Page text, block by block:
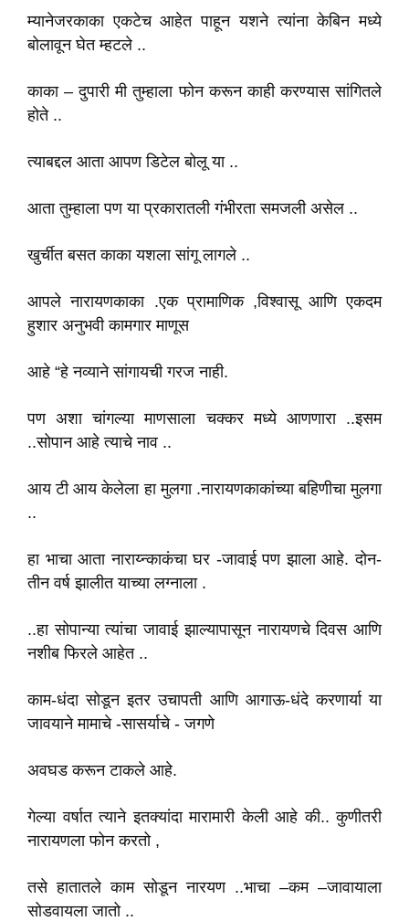
म्यानेजरकाका एकटेच आहेत पाहून यशने त्यांना केबिन मध्ये
बोलावून घेत म्हटले ..
काका – दुपारी मी तुम्हाला फोन करून काही करण्यास सांगितले
होते ..
त्याबद्दल आता आपण डिटेल बोलू या ..
आता तुम्हाला पण या प्रकारातली गंभीरता समजली असेल ..
खुर्चीत बसत काका यशला सांगू लागले ..
आपले नारायणकाका .एक प्रामाणिक ,विश्वासू आणि एकदम
हुशार अनुभवी कामगार माणूस
आहे “हे नव्याने सांगायची गरज नाही.
पण अशा चांगल्या माणसाला चक्कर मध्ये आणणारा ..इसम
..सोपान आहे त्याचे नाव ..
आय टी आय केलेला हा मुलगा .नारायणकाकांच्या बहिणीचा मुलगा
..
हा भाचा आता नाराय्न्काकंचा घर -जावाई पण झाला आहे. दोन-
तीन वर्ष झालीत याच्या लग्नाला .
..हा सोपान्या त्यांचा जावाई झाल्यापासून नारायणचे दिवस आणि
नशीब फिरले आहेत ..
काम-धंदा सोडून इतर उचापती आणि आगाऊ-धंदे करणार्या या
जावयाने मामाचे -सासर्याचे - जगणे
अवघड करून टाकले आहे.
गेल्या वर्षात त्याने इतक्यांदा मारामारी केली आहे की.. कुणीतरी
नारायणला फोन करतो ,
तसे हातातले काम सोडून नारयण ..भाचा –कम –जावायाला
सोडवायला जातो ..